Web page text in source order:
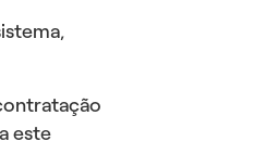
este